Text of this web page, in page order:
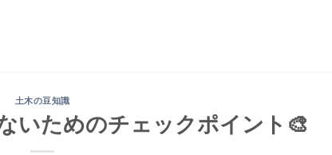
土木の豆知識
いためのチェックポイント🎨